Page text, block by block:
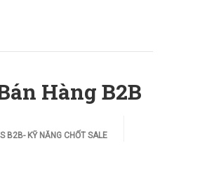
Hàng B2B
B2B- KỸ NĂNG CHỐT SALE